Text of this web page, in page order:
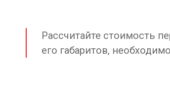
Рассчитайте стоимость
его габаритов,